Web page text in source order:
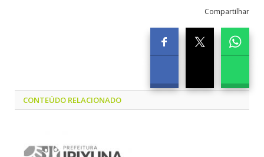
Compartilhar
CONTEÚDO RELACIONADO